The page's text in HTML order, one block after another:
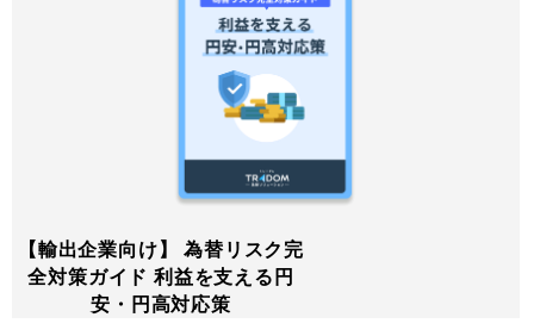
【輸出企業向け】 為替リスク完
全対策ガイド 利益を支える円
安・円高対応策